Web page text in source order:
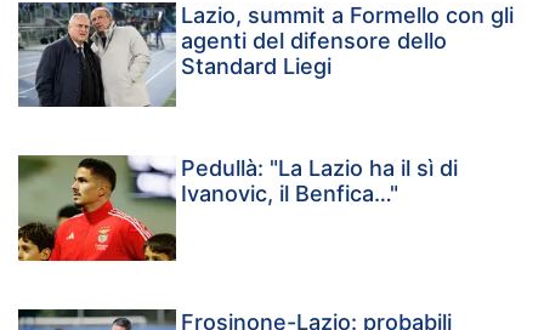
Lazio, summit a Formello con gli
agenti del difensore dello
Standard Liegi
Pedullà: "La Lazio ha il sì di
Ivanovic, il Benfica…"
Frosinone-Lazio: probabili